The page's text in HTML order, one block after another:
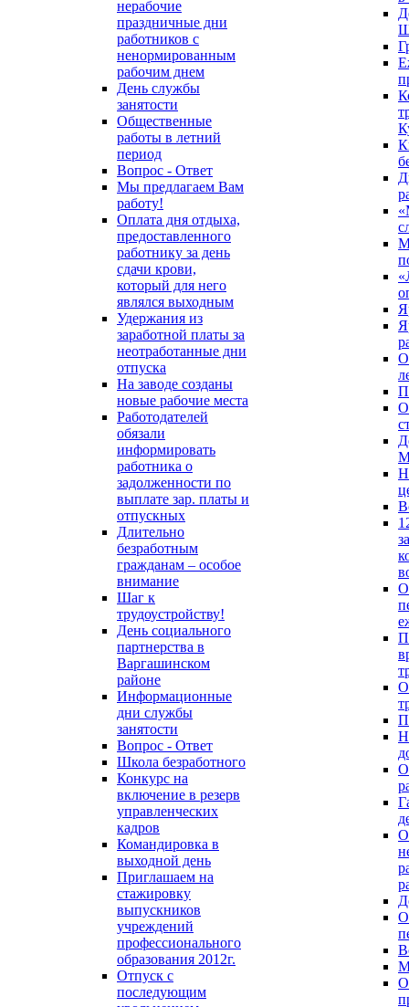
нерабочие
праздничные дни
работников с
ненормированным
рабочим днем
День службы
занятости
Общественные
работы в летний
период
Вопрос - Ответ
Мы предлагаем Вам
работу!
Оплата дня отдыха,
предоставленного
работнику за день
сдачи крови,
который для него
являлся выходным
Удержания из
заработной платы за
неотработанные дни
отпуска
На заводе созданы
новые рабочие места
Работодателей
обязали
информировать
работника о
задолженности по
выплате зар. платы и
отпускных
Длительно
безработным
гражданам – особое
внимание
Шаг к
трудоустройству!
День социального
партнерства в
Варгашинском
районе
Информационные
дни службы
занятости
Вопрос - Ответ
Школа безработного
Конкурс на
включение в резерв
управленческих
кадров
Командировка в
выходной день
Приглашаем на
стажировку
выпускников
учреждений
профессионального
образования 2012г.
Отпуск с
последующим
О